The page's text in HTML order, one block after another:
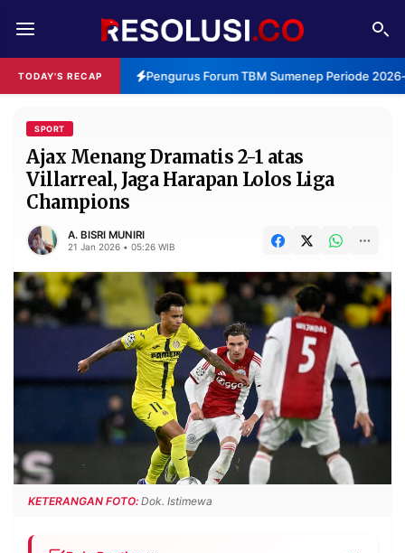
TODAY'S RECAP Pengurus Forum TBM Sumenep Periode
REDAKSI TENTANG
RESOLUSI IKLAN
RUBRIKASI
EDITORIAL AKSARA
FINANSIA PERSONA
DAERAH NASIONAL
MANCA SPORT
INFORMASI
BERITA
WARGA
INFORMASI
IKLAN
KIRIM
TULISAN
PENGADUAN TERM
SPORT
Ajax Menang Dramatis 2-1 atas
Villarreal, Jaga Harapan Lolos Liga
Champions
A. BISRI MUNIRI
21 Jan 2026 • 05:26 WIB
KETERANGAN FOTO: Dok. Istimewa